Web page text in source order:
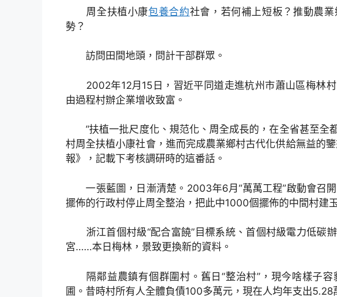
周全扶植小康包養合約社會，若何補上短板？推動農
勢？
訪問田間地頭，問計干部群眾。
2002年12月15日，習近平同道走進杭州市蕭山區梅林村
由過程村辦企業增收致富。
“扶植一批尺度化、規范化、周全成長的，在全省甚至全
村周全扶植小康社會，進而完成農業鄉村古代化供給無益的
報》，記載下考核調研時的這番話。
一張藍圖，日漸清楚。2003年6月“萬萬工程”啟動會召開
擺佈的行政村停止周全整治，把此中1000個擺佈的中間村建
浙江首個村級“配合富饒”目標系統、首個村級電力低碳
宮……本日梅林，景致更換新的資料。
隔鄰益農鎮有個群圍村。舊日“整治村”，現今啥樣子容
圃。昔時村所有人全體負債100多萬元，現在人均年支出5.28